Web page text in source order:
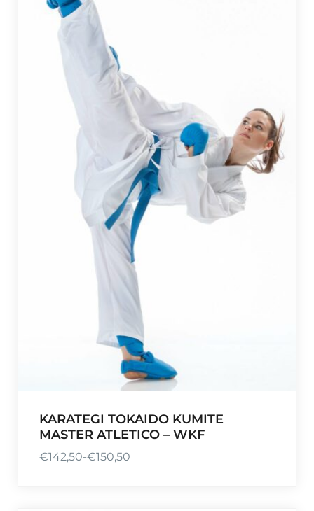
KARATEGI TOKAIDO KUMITE
MASTER ATLETICO – WKF
€142,50-€150,50
R